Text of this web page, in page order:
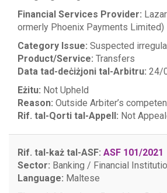
Financial Services Provider:
ormerly Phoenix Payments Limited)
Category Issue: Suspected
Product/Service: Transfers
Data tad-deċiżjoni tal-Arbitru: 24/
Eżitu: Not Upheld
Reason: Outside Arbiter’s
Rif. tal-Qorti tal-Appell: Not
Rif. tal-każ tal-ASF: ASF 101/2021
Sector: Banking / Financial
Language: Maltese